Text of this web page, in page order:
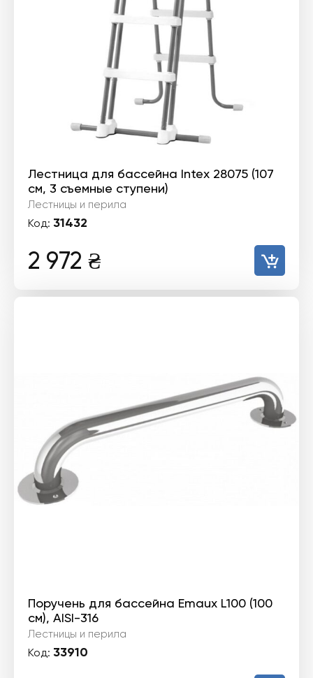
Лестница для бассейна Intex 28075 (107
см, 3 съемные ступени)
Лестницы и перила
Код: 31432
2 972 ₴
Поручень для бассейна Emaux L100 (100
см), AISI-316
Лестницы и перила
Код: 33910